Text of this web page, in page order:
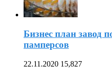
Бизнес план завод
памперсов
22.11.2020 15,827